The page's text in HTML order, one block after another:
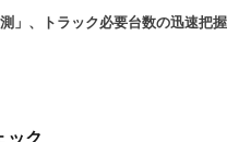
」、トラック必要台数の迅速把握
ック